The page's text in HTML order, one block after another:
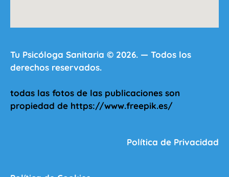
Tu Psicóloga Sanitaria © 2026. — Todos los
derechos reservados.
todas las fotos de las publicaciones son
propiedad de https://www.freepik.es/
Política de Privacidad